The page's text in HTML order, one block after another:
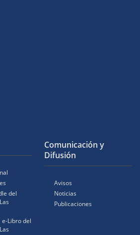
del
Libro del
Comunicación y
Difusión
Avisos
Noticias
Publicaciones